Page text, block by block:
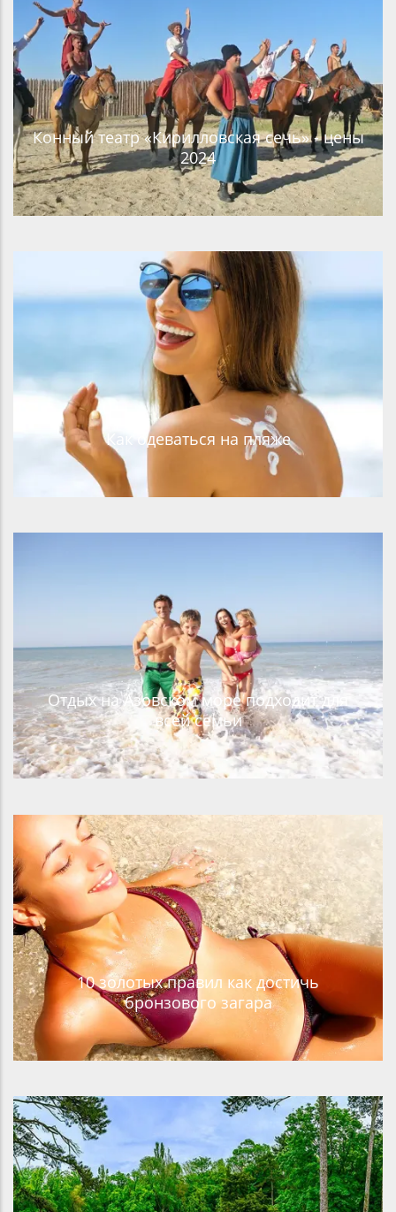
Конный театр «Кирилловская сечь» - цены
2024
Как одеваться на пляже
Отдых на Азовском море подходит для
всей семьи
10 золотых правил как достичь
бронзового загара